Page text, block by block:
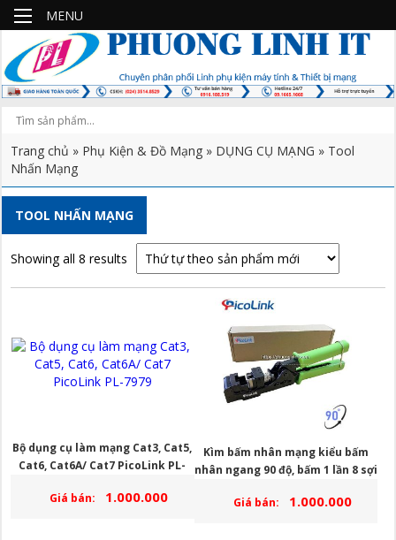
Trang chủ » Phụ Kiện & Đồ Mạng » DỤNG CỤ MẠNG » Tool
Nhấn Mạng
TOOL NHẤN MẠNG
Showing all 8 results
Bộ dụng cụ làm mạng Cat3, Cat5,
Cat6, Cat6A/ Cat7 PicoLink PL-
Giá bán:
1.000.000
Kìm bấm nhân mạng kiểu bấm
nhân ngang 90 độ, bấm 1 lần 8 sợi
Giá bán:
1.000.000
MENU